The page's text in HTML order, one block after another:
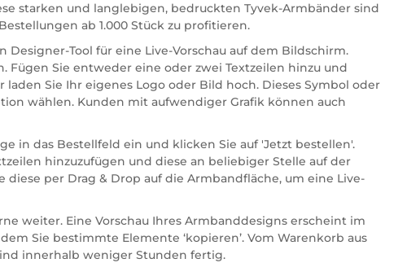
starken und langlebigen, bedruckten Tyvek-Armbänder sind
ab 1.000 Stück zu profitieren.
Tool für eine Live-Vorschau auf dem Bildschirm.
Fügen Sie entweder eine oder zwei Textzeilen hinzu und
Sie Ihr eigenes Logo oder Bild hoch. Dieses Symbol oder
wählen. Kunden mit aufwendiger Grafik können auch
in das Bestellfeld ein und klicken Sie auf 'Jetzt bestellen'.
hinzuzufügen und diese an beliebiger Stelle auf der
per Drag & Drop auf die Armbandfläche, um eine Live-
weiter. Eine Vorschau Ihres Armbanddesigns erscheint im
Sie bestimmte Elemente ‘kopieren’. Vom Warenkorb aus
innerhalb weniger Stunden fertig.